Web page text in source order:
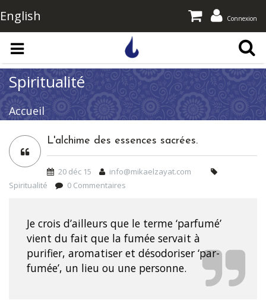
Aller au contenu principal
English Connexion
Spiritualité
Accueil
L'alchime des essences sacrées.
20 déc 15
info@mikaelzayat.com
Spiritualité
0 Commentaires
Je crois d’ailleurs que le terme ‘parfumé’
vient du fait que la fumée servait à
purifier, aromatiser et désodoriser ‘par-
fumée’, un lieu ou une personne.